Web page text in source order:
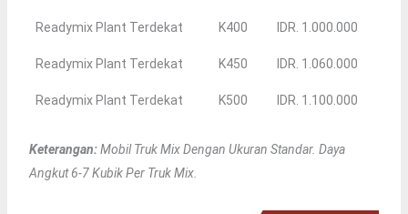
Readymix Plant Terdekat K400 IDR. 1.000.000
Readymix Plant Terdekat K450 IDR. 1.060.000
Readymix Plant Terdekat K500 IDR. 1.100.000
Keterangan:Mobil Truk Mix Dengan Ukuran Standar. Daya
Angkut 6-7 Kubik Per Truk Mix.